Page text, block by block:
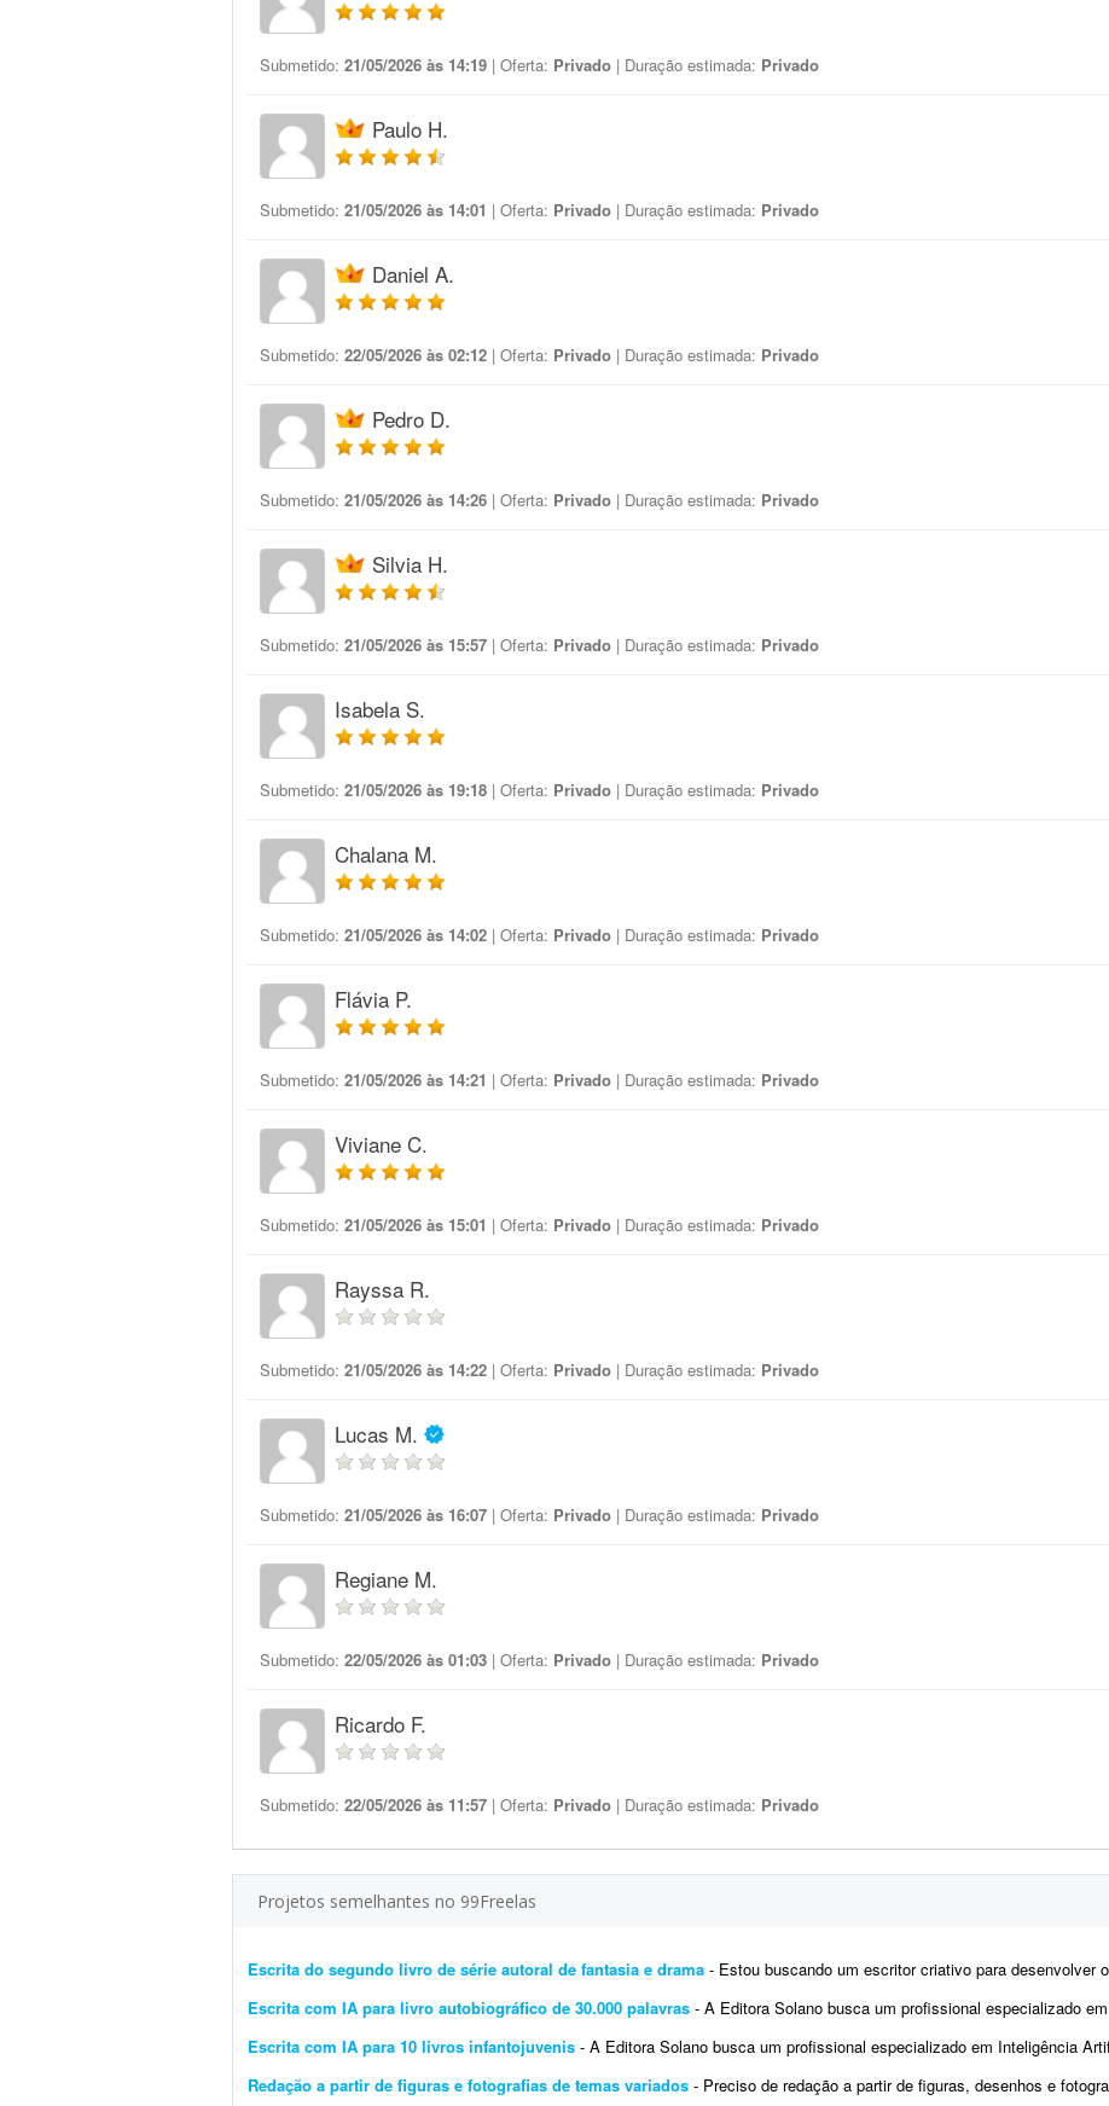
Submetido: 21/05/2026 às 14:19 | Oferta: Privado | Duração estimada: Privado
Paulo H.
Submetido: 21/05/2026 às 14:01 | Oferta: Privado | Duração estimada: Privado
Daniel A.
Submetido: 22/05/2026 às 02:12 | Oferta: Privado | Duração estimada: Privado
Pedro D.
Submetido: 21/05/2026 às 14:26 | Oferta: Privado | Duração estimada: Privado
Silvia H.
Submetido: 21/05/2026 às 15:57 | Oferta: Privado | Duração estimada: Privado
Isabela S.
Submetido: 21/05/2026 às 19:18 | Oferta: Privado | Duração estimada: Privado
Chalana M.
Submetido: 21/05/2026 às 14:02 | Oferta: Privado | Duração estimada: Privado
Flávia P.
Submetido: 21/05/2026 às 14:21 | Oferta: Privado | Duração estimada: Privado
Viviane C.
Submetido: 21/05/2026 às 15:01 | Oferta: Privado | Duração estimada: Privado
Rayssa R.
Submetido: 21/05/2026 às 14:22 | Oferta: Privado | Duração estimada: Privado
Lucas M.
Submetido: 21/05/2026 às 16:07 | Oferta: Privado | Duração estimada: Privado
Regiane M.
Submetido: 22/05/2026 às 01:03 | Oferta: Privado | Duração estimada: Privado
Ricardo F.
Submetido: 22/05/2026 às 11:57 | Oferta: Privado | Duração estimada: Privado
Projetos semelhantes no 99Freelas
Escrita do segundo livro de série autoral de fantasia e drama - Estou buscando um escritor criativo para desenvolver o segundo livro de uma obra autoral já iniciada.
Escrita com IA para livro autobiográfico de 30.000 palavras - A Editora Solano busca um profissional especializado em inteligência artificial e escrita criativa para
Escrita com IA para 10 livros infantojuvenis - A Editora Solano busca um profissional especializado em Inteligência Artificial e escrita criativa para desenvolver 10 livros
Redação a partir de figuras e fotografias de temas variados - Preciso de redação a partir de figuras, desenhos e fotografias sobre os mais variados assuntos, incluindo